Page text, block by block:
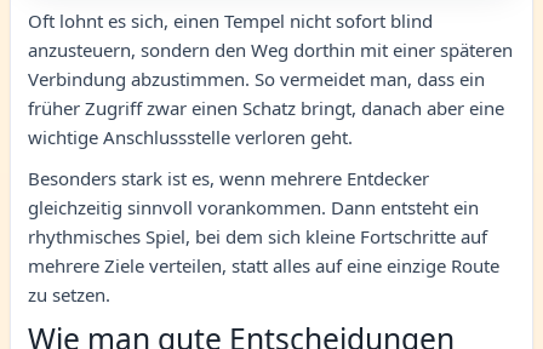
Oft lohnt es sich, einen Tempel nicht sofort blind
anzusteuern, sondern den Weg dorthin mit einer späteren
Verbindung abzustimmen. So vermeidet man, dass ein
früher Zugriff zwar einen Schatz bringt, danach aber eine
wichtige Anschlussstelle verloren geht.
Besonders stark ist es, wenn mehrere Entdecker
gleichzeitig sinnvoll vorankommen. Dann entsteht ein
rhythmisches Spiel, bei dem sich kleine Fortschritte auf
mehrere Ziele verteilen, statt alles auf eine einzige Route
zu setzen.
Wie man gute Entscheidungen